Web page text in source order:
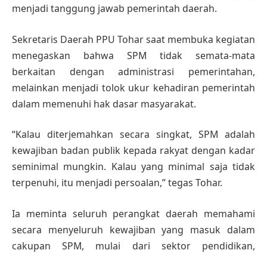
menjadi tanggung jawab pemerintah daerah.
Sekretaris Daerah PPU Tohar saat membuka kegiatan
menegaskan bahwa SPM tidak semata-mata
berkaitan dengan administrasi pemerintahan,
melainkan menjadi tolok ukur kehadiran pemerintah
dalam memenuhi hak dasar masyarakat.
“Kalau diterjemahkan secara singkat, SPM adalah
kewajiban badan publik kepada rakyat dengan kadar
seminimal mungkin. Kalau yang minimal saja tidak
terpenuhi, itu menjadi persoalan,” tegas Tohar.
Ia meminta seluruh perangkat daerah memahami
secara menyeluruh kewajiban yang masuk dalam
cakupan SPM, mulai dari sektor pendidikan,